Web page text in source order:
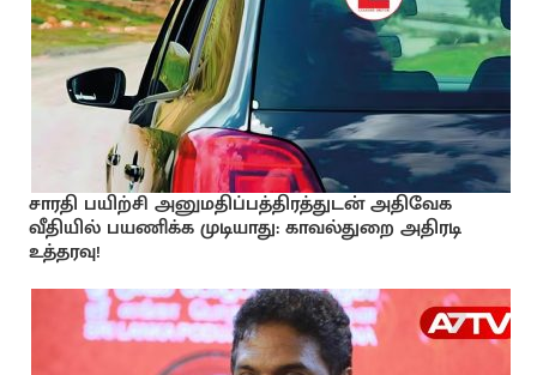
சாரதி பயிற்சி அனுமதிப்பத்திரத்துடன் அதிவேக
வீதியில் பயணிக்க முடியாது: காவல்துறை அதிரடி
உத்தரவு!